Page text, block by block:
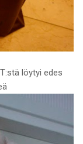
löytyi edes